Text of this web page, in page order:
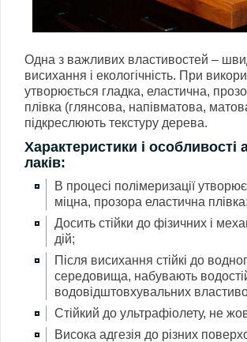
Одна з важливих властивостей –
висихання і екологічність. При
утворюється гладка, еластична,
плівка (глянсова, напівматова,
підкреслюють текстуру дерева.
Характеристики і особливості
лаків:
В процесі полімеризації
міцна, прозора еластична плівка;
Досить стійки до фізичних і
дій;
Після висихання стійкі до
середовища, набувають
водовідштовхувальних
Стійкий до ультрафіолету, не
Висока адгезія до різних